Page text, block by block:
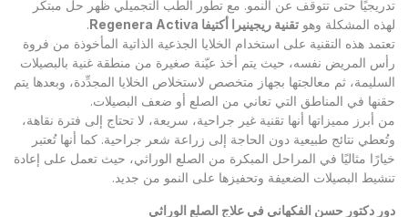
تدريجيًا حتى تتوقف عن النمو. مع تطور الطب التجميلي ظهر حل مبتكر
لهذه المشكلة وهو تقنية ريجينيرا أكتيفا
.
تعتمد هذه التقنية على استخدام الخلايا الجذعية الذاتية المأخوذة من فروة
رأس المريض نفسه، حيث يتم أخذ عيّنة صغيرة من منطقة غنية بالبصيلات
السليمة، ثم معالجتها بجهاز متخصص لاستخلاص الخلايا المجدِّدة، وبعدها يتم
حقنها في المناطق التي تعاني من الصلع أو ضعف البصيلات.
من أبرز مميزاتها أنها تقنية غير جراحية، سريعة، لا تحتاج إلى فترة نقاهة،
وتُعطي نتائج طبيعية دون الحاجة إلى زراعة شعر جراحية. كما أنها تُعتبر
خيارًا مثاليًا في المراحل المبكرة من الصلع الوراثي، حيث تعمل على إعادة
تنشيط البصيلات الضعيفة وتحفيزها على النمو من جديد.
دور دكتور حسن الفكهاني في علاج الصلع الوراثي